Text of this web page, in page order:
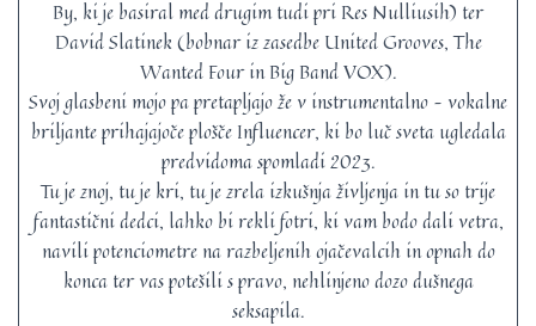
By, ki je basiral med drugim tudi pri Res Nulliusih) ter
David Slatinek (bobnar iz zasedbe United Grooves, The
Wanted Four in Big Band VOX).
Svoj glasbeni mojo pa pretapljajo že v instrumentalno – vokalne
briljante prihajajoče plošče Influencer, ki bo luč sveta ugledala
predvidoma spomladi 2023.
Tu je znoj, tu je kri, tu je zrela izkušnja življenja in tu so trije
fantastični dedci, lahko bi rekli fotri, ki vam bodo dali vetra,
navili potenciometre na razbeljenih ojačevalcih in opnah do
konca ter vas potešili s pravo, nehlinjeno dozo dušnega
seksapila.